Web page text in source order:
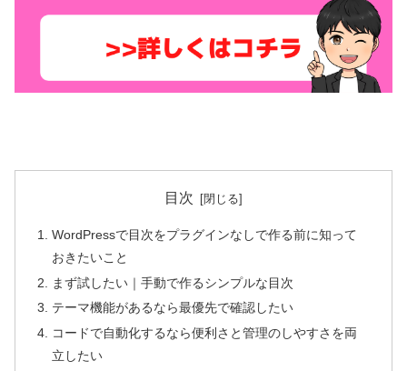
目次
WordPressで目次をプラグインなしで作る前に知って
おきたいこと
まず試したい｜手動で作るシンプルな目次
テーマ機能があるなら最優先で確認したい
コードで自動化するなら便利さと管理のしやすさを両
立したい